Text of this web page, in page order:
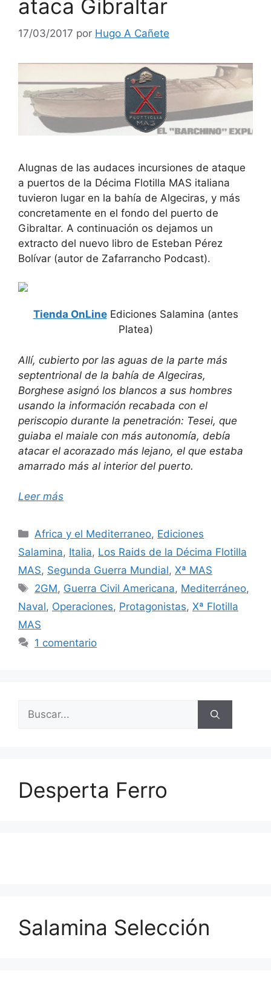
ataca Gibraltar
17/03/2017 por Hugo A Cañete
Alugnas de las audaces incursiones de ataque
a puertos de la Décima Flotilla MAS italiana
tuvieron lugar en la bahía de Algeciras, y más
concretamente en el fondo del puerto de
Gibraltar. A continuación os dejamos un
extracto del nuevo libro de Esteban Pérez
Bolívar (autor de Zafarrancho Podcast).
Tienda OnLineEdiciones Salamina (antes
Platea)
Allí, cubierto por las aguas de la parte más
septentrional de la bahía de Algeciras,
Borghese asignó los blancos a sus hombres
usando la información recabada con el
periscopio durante la penetración: Tesei, que
guiaba el maiale con más autonomía, debía
atacar el acorazado más lejano, el que estaba
amarrado más al interior del puerto.
Leer más
Categorías
Africa y el Mediterraneo, Ediciones
Salamina, Italia, Los Raids de la Décima Flotilla
MAS, Segunda Guerra Mundial, Xª MAS
Etiquetas
2GM, Guerra Civil Americana, Mediterráneo,
Naval, Operaciones, Protagonistas, Xª Flotilla
MAS
1 comentario
Buscar:
Desperta Ferro
Salamina Selección